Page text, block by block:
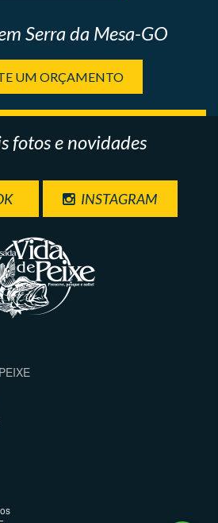
Serra da Mesa-GO
UM ORÇAMENTO
fotos e novidades
INSTAGRAM